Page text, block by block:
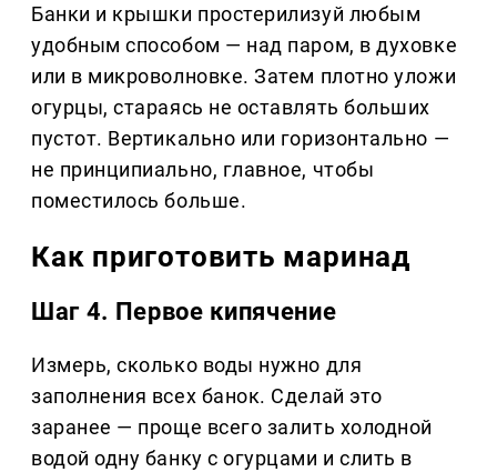
Банки и крышки простерилизуй любым
удобным способом — над паром, в духовке
или в микроволновке. Затем плотно уложи
огурцы, стараясь не оставлять больших
пустот. Вертикально или горизонтально —
не принципиально, главное, чтобы
поместилось больше.
Как приготовить маринад
Шаг 4. Первое кипячение
Измерь, сколько воды нужно для
заполнения всех банок. Сделай это
заранее — проще всего залить холодной
водой одну банку с огурцами и слить в